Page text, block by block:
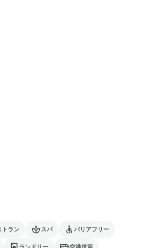
トラン スパ バリアフリー